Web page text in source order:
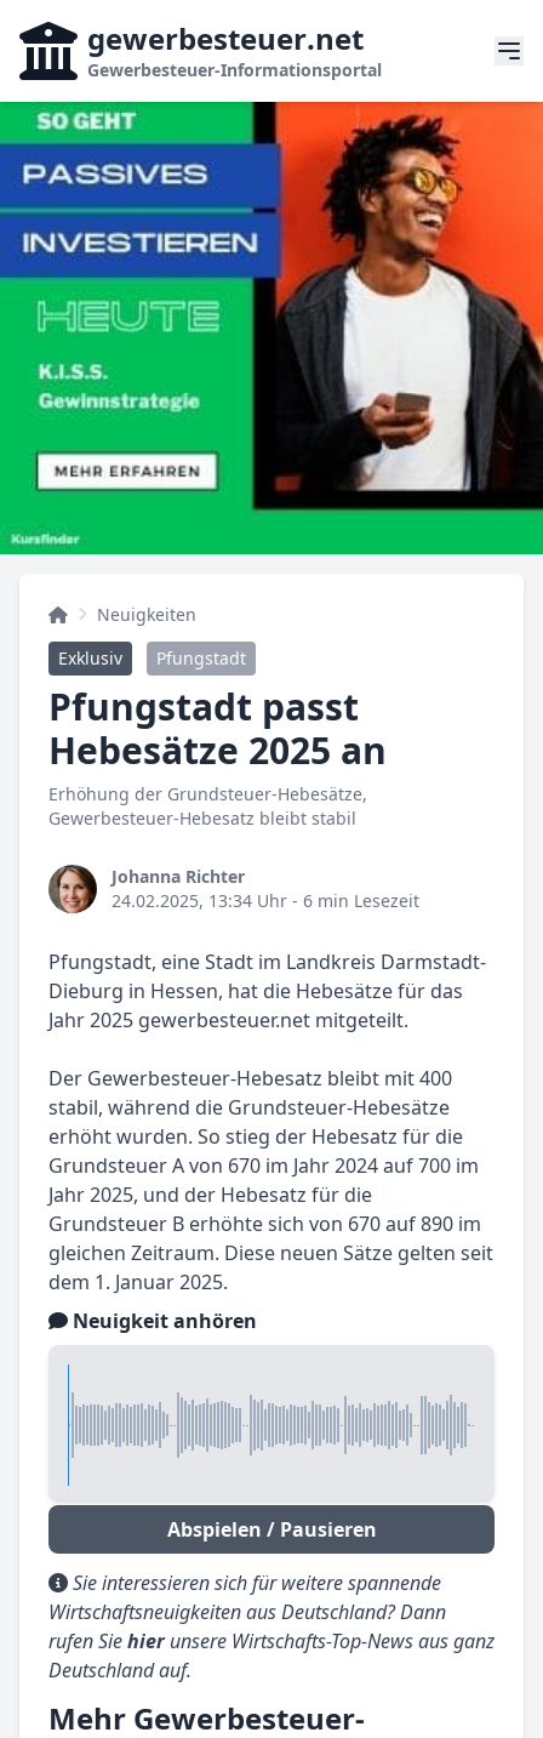
gewerbesteuer.net
Gewerbesteuer-Informationsportal
Neuigkeiten
Exklusiv
Pfungstadt
Pfungstadt passt
Hebesätze 2025 an
Erhöhung der Grundsteuer-Hebesätze,
Gewerbesteuer-Hebesatz bleibt stabil
Johanna Richter
24.02.2025, 13:34 Uhr - 6 min Lesezeit
Pfungstadt, eine Stadt im Landkreis Darmstadt-
Dieburg in Hessen, hat die Hebesätze für das
Jahr 2025 gewerbesteuer.net mitgeteilt.
Der Gewerbesteuer-Hebesatz bleibt mit 400
stabil, während die Grundsteuer-Hebesätze
erhöht wurden. So stieg der Hebesatz für die
Grundsteuer A von 670 im Jahr 2024 auf 700 im
Jahr 2025, und der Hebesatz für die
Grundsteuer B erhöhte sich von 670 auf 890 im
gleichen Zeitraum. Diese neuen Sätze gelten seit
dem 1. Januar 2025.
Neuigkeit anhören
Abspielen / Pausieren
Sie interessieren sich für weitere spannende
Wirtschaftsneuigkeiten aus Deutschland? Dann
rufen Siehierunsere Wirtschafts-Top-News aus ganz
Deutschland auf.
Mehr Gewerbesteuer-